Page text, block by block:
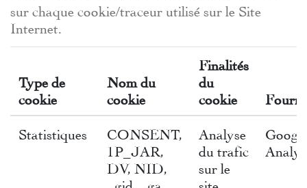
sur chaque cookie/traceur utilisé sur le Site
Internet.
Type de
cookie
Nom du
cookie
Finalités
du
cookie
Statistiques CONSENT,
1P_JAR,
DV, NID,
_gid, _ga
Analyse
du trafic
sur le
site